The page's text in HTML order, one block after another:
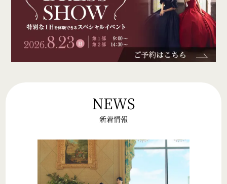
NEWS
新着情報